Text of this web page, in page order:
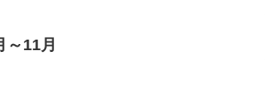
11月